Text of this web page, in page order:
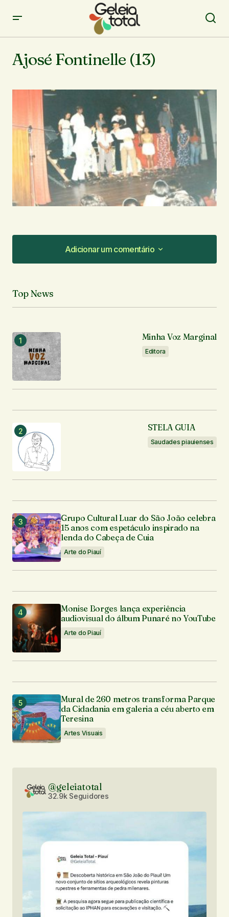
Ajosé Fontinelle (13)
Adicionar um comentário
Adicionar um comentário
O seu endereço de e-mail não será publicado.
Comentário
Seu nome*
Seu e-mail
Enviar comentário
Top News
Minha Voz Marginal
Editora
STELA GUIA
Saudades piauienses
Grupo Cultural Luar do São João celebra
15 anos com espetáculo inspirado na
lenda do Cabeça de Cuia
Arte do Piauí
Monise Borges lança experiência
audiovisual do álbum Punaré no YouTube
Arte do Piauí
Mural de 260 metros transforma Parque
da Cidadania em galeria a céu aberto em
Teresina
Artes Visuais
@geleiatotal
32.9k Seguidores